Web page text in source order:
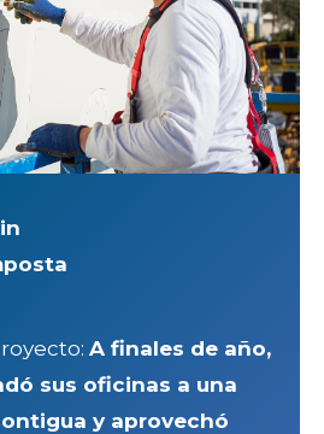
A finales de año,
sus oficinas a una
y aprovechó